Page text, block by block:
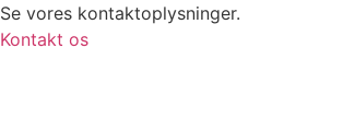
Se vores kontaktoplysninger.
Kontakt os